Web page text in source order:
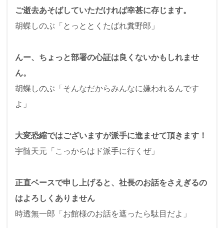
ご逝去あそばしていただければ幸甚に存じます。
胡蝶しのぶ「とっととくたばれ糞野郎」
んー、ちょっと部署の心証は良くないかもしれませ
ん。
胡蝶しのぶ「そんなだからみんなに嫌われるんです
よ」
大変恐縮ではございますが派手に進ませて頂きます！
宇髄天元「こっからはド派手に行くぜ」
正直ベースで申し上げると、社長のお話をさえぎるの
はよろしくありません
時透無一郎「お館様のお話を遮ったら駄目だよ」